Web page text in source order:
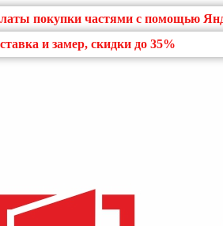
покупки частями с помощью
и замер, скидки до 35%